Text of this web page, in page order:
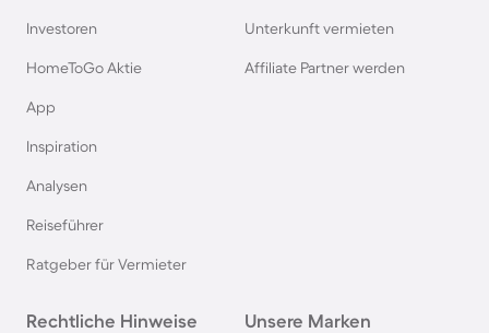
Investoren
HomeToGo Aktie
App
Inspiration
Analysen
Reiseführer
Ratgeber für Vermieter
Unterkunft vermieten
Affiliate Partner werden
Rechtliche Hinweise Unsere Marken